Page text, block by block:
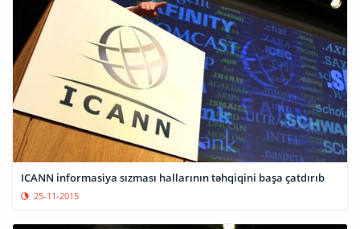
ICANN informasiya sızması hallarının təhqiqini başa çatdırıb
25-11-2015